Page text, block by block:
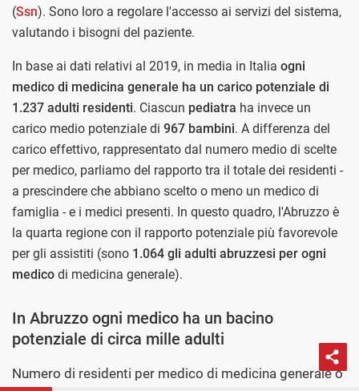
(Ssn). Sono loro a regolare l'accesso ai servizi del sistema,
valutando i bisogni del paziente.
In base ai dati relativi al 2019, in media in Italia ogni
medico di medicina generale ha un carico potenziale di
1.237 adulti residenti. Ciascun pediatra ha invece un
carico medio potenziale di 967 bambini. A differenza del
carico effettivo, rappresentato dal numero medio di scelte
per medico, parliamo del rapporto tra il totale dei residenti -
a prescindere che abbiano scelto o meno un medico di
famiglia - e i medici presenti. In questo quadro, l'Abruzzo è
la quarta regione con il rapporto potenziale più favorevole
per gli assistiti (sono 1.064 gli adulti abruzzesi per ogni
medico di medicina generale).
In Abruzzo ogni medico ha un bacino
potenziale di circa mille adulti
Numero di residenti per medico di medicina generale o